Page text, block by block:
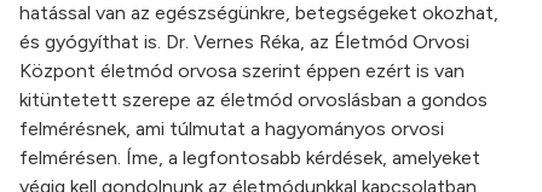
hatással van az egészségünkre, betegségeket okozhat,
és gyógyíthat is. Dr. Vernes Réka, az Életmód Orvosi
Központ életmód orvosa szerint éppen ezért is van
kitüntetett szerepe az életmód orvoslásban a gondos
felmérésnek, ami túlmutat a hagyományos orvosi
felmérésen. Íme, a legfontosabb kérdések, amelyeket
végig kell gondolnunk az életmódunkkal kapcsolatban.